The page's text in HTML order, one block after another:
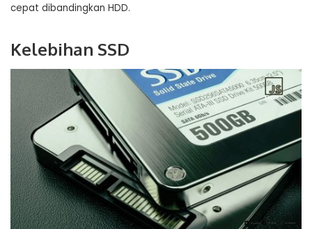
cepat dibandingkan HDD.
Kelebihan SSD